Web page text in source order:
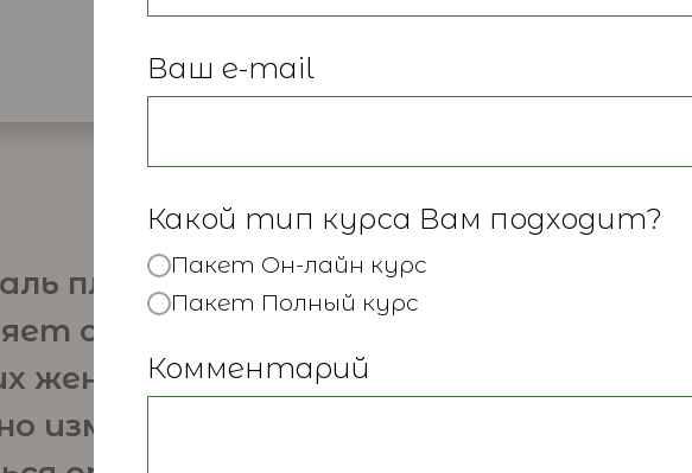
плодородия»
собой цикл заданий,
женщинам
изменить свою жизнь,
Ваш e-mail
Какой тип курса Вам подходит?
Пакет Он-лайн курс
Пакет Полный курс
Комментарий